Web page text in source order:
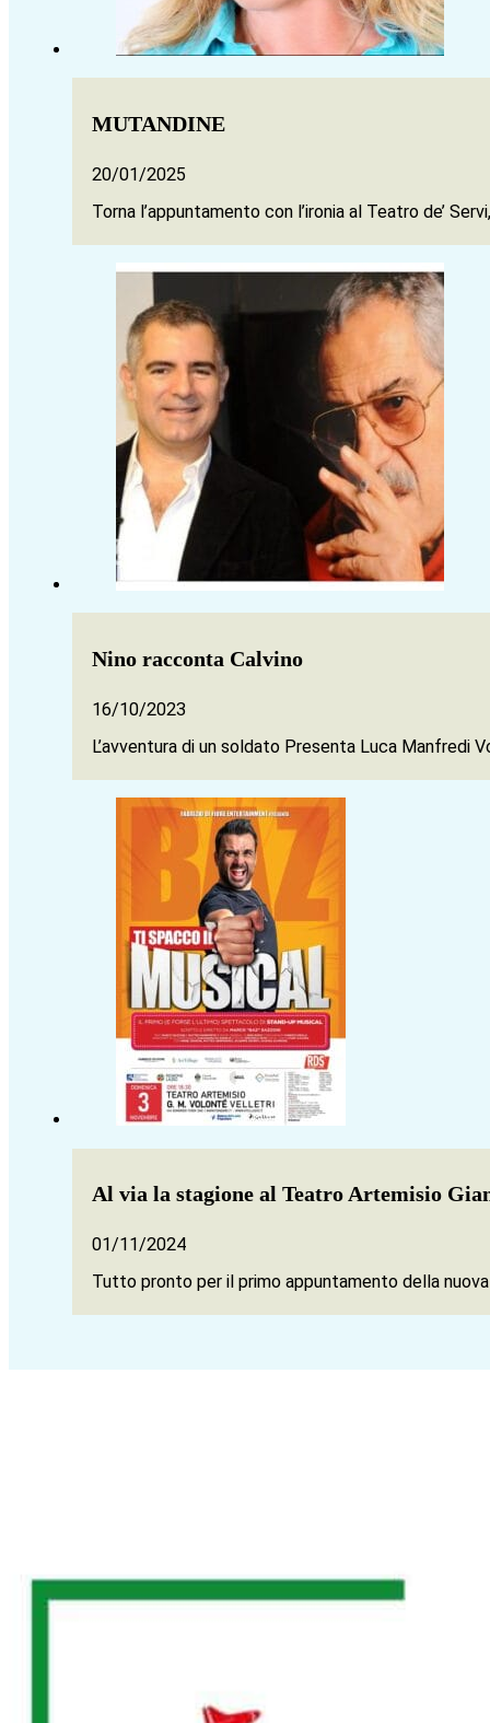
MUTANDINE
20/01/2025
Torna l’appuntamento con l’ironia al Teatro de’
Nino racconta Calvino
16/10/2023
L’avventura di un soldato Presenta Luca Manfredi
Al via la stagione al Teatro Artemisio
01/11/2024
Tutto pronto per il primo appuntamento della